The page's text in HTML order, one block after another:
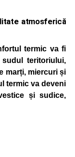
atmosferică
termic va fi
teritoriului,
marți, miercuri și
termic va deveni
și sudice,